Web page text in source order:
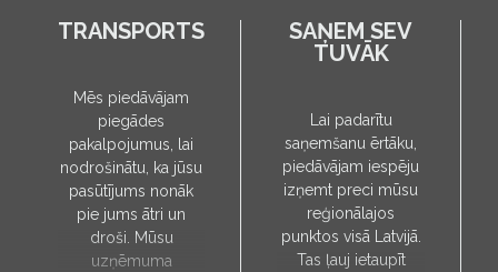
TRANSPORTS
Mēs piedāvājam
piegādes
pakalpojumus, lai
nodrošinātu, ka jūsu
pasūtījums nonāk
pie jums ātri un
droši. Mūsu
uzņēmuma
SAŅEM SEV
TUVĀK
Lai padarītu
saņemšanu ērtāku,
piedāvājam iespēju
izņemt preci mūsu
reģionālajos
punktos visā Latvijā.
Tas ļauj ietaupīt